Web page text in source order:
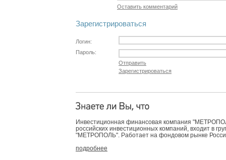
Оставить комментарий
Зарегистрироваться
Логин:
Пароль:
Отправить
Зарегистрироваться
Инвестиционная финансовая компания
российских инвестиционных компаний, входит в
"МЕТРОПОЛЬ". Работает на фондовом рынке
подробнее